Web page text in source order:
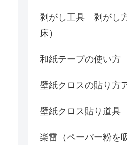
剥がし工具 剥がし
床）
和紙テープの使い方
壁紙クロスの貼り方
壁紙クロス貼り道具
楽雷（ペーパー粉を